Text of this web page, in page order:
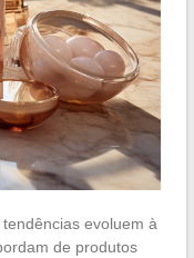
evoluem à
de produtos